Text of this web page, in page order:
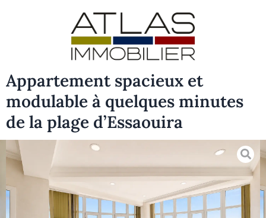
Appartement spacieux et
modulable à quelques minutes
de la plage d’Essaouira